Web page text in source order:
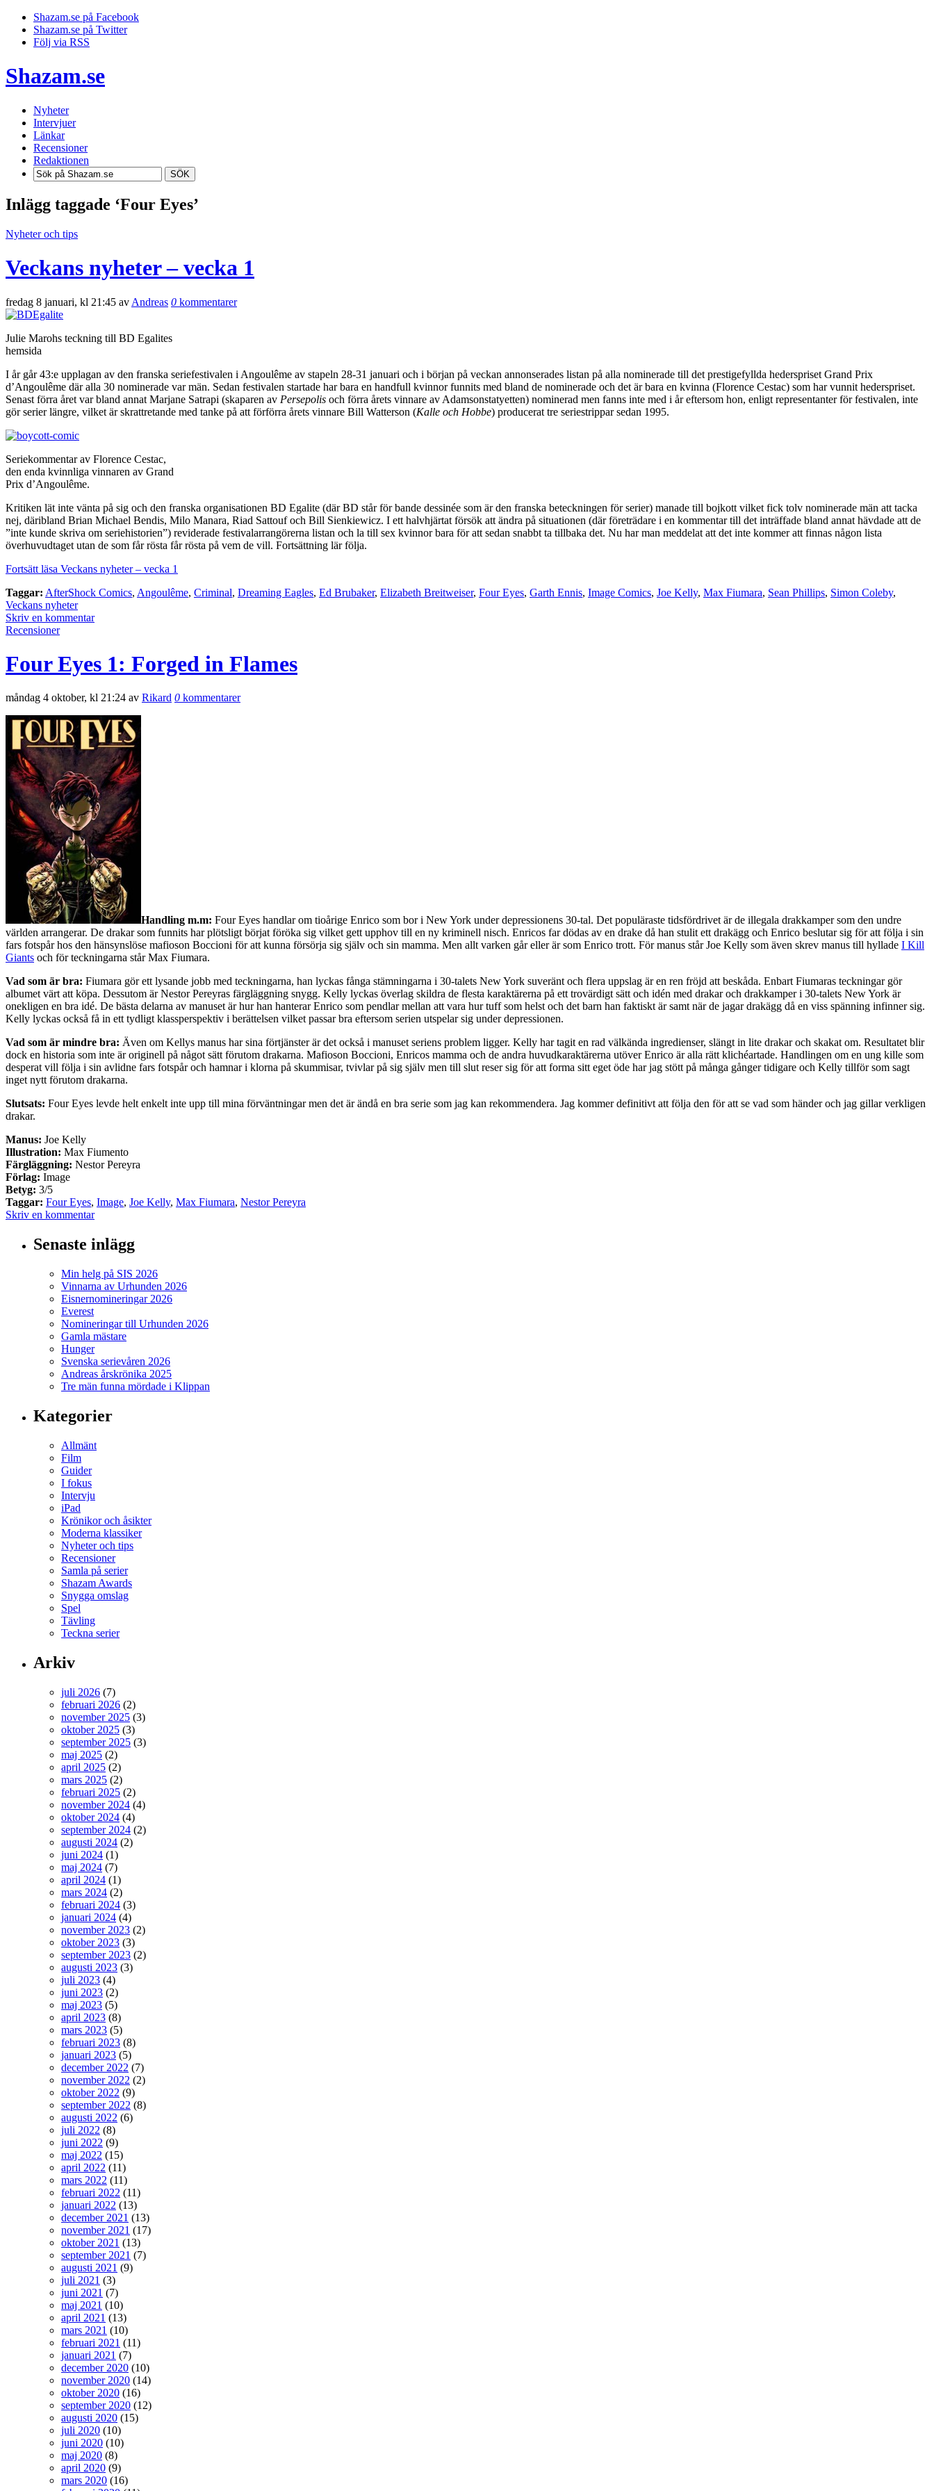
Shazam.se på Facebook
Shazam.se på Twitter
Följ via RSS
Shazam.se
Nyheter
Intervjuer
Länkar
Recensioner
Redaktionen
SÖK
Inlägg taggade ‘Four Eyes’
Nyheter och tips
Veckans nyheter – vecka 1
fredag 8 januari, kl 21:45 av Andreas 0 kommentarer
Julie Marohs teckning till BD Egalites
hemsida
I år går 43:e upplagan av den franska seriefestivalen i Angoulême av stapeln 28-31 januari och i början på veckan annonserades listan på alla nominerade till det prestigefyllda hederspriset Grand Prix
d’Angoulême där alla 30 nominerade var män. Sedan festivalen startade har bara en handfull kvinnor funnits med bland de nominerade och det är bara en kvinna (Florence Cestac) som har vunnit hederspriset.
Senast förra året var bland annat Marjane Satrapi (skaparen av Persepolis och förra årets vinnare av Adamsonstatyetten) nominerad men fanns inte med i år eftersom hon, enligt representanter för festivalen, inte
gör serier längre, vilket är skrattretande med tanke på att förförra årets vinnare Bill Watterson (Kalle och Hobbe) producerat tre seriestrippar sedan 1995.
Seriekommentar av Florence Cestac,
den enda kvinnliga vinnaren av Grand
Prix d’Angoulême.
Kritiken lät inte vänta på sig och den franska organisationen BD Egalite (där BD står för bande dessinée som är den franska beteckningen för serier) manade till bojkott vilket fick tolv nominerade män att tacka
nej, däribland Brian Michael Bendis, Milo Manara, Riad Sattouf och Bill Sienkiewicz. I ett halvhjärtat försök att ändra på situationen (där företrädare i en kommentar till det inträffade bland annat hävdade att de
”inte kunde skriva om seriehistorien”) reviderade festivalarrangörerna listan och la till sex kvinnor bara för att sedan snabbt ta tillbaka det. Nu har man meddelat att det inte kommer att finnas någon lista
överhuvudtaget utan de som får rösta får rösta på vem de vill. Fortsättning lär följa.
Fortsätt läsa Veckans nyheter – vecka 1
Taggar: AfterShock Comics, Angoulême, Criminal, Dreaming Eagles, Ed Brubaker, Elizabeth Breitweiser, Four Eyes, Garth Ennis, Image Comics, Joe Kelly, Max Fiumara, Sean Phillips, Simon Coleby,
Veckans nyheter
Skriv en kommentar
Recensioner
Four Eyes 1: Forged in Flames
måndag 4 oktober, kl 21:24 av Rikard 0 kommentarer
Handling m.m: Four Eyes handlar om tioårige Enrico som bor i New York under depressionens 30-tal. Det populäraste tidsfördrivet är de illegala drakkamper som den undre
världen arrangerar. De drakar som funnits har plötsligt börjat föröka sig vilket gett upphov till en ny kriminell nisch. Enricos far dödas av en drake då han stulit ett drakägg och Enrico beslutar sig för att följa i sin
fars fotspår hos den hänsynslöse mafioson Boccioni för att kunna försörja sig själv och sin mamma. Men allt varken går eller är som Enrico trott. För manus står Joe Kelly som även skrev manus till hyllade I Kill
Giants och för teckningarna står Max Fiumara.
Vad som är bra: Fiumara gör ett lysande jobb med teckningarna, han lyckas fånga stämningarna i 30-talets New York suveränt och flera uppslag är en ren fröjd att beskåda. Enbart Fiumaras teckningar gör
albumet värt att köpa. Dessutom är Nestor Pereyras färgläggning snygg. Kelly lyckas överlag skildra de flesta karaktärerna på ett trovärdigt sätt och idén med drakar och drakkamper i 30-talets New York är
onekligen en bra idé. De bästa delarna av manuset är hur han hanterar Enrico som pendlar mellan att vara hur tuff som helst och det barn han faktiskt är samt när de jagar drakägg då en viss spänning infinner sig.
Kelly lyckas också få in ett tydligt klassperspektiv i berättelsen vilket passar bra eftersom serien utspelar sig under depressionen.
Vad som är mindre bra: Även om Kellys manus har sina förtjänster är det också i manuset seriens problem ligger. Kelly har tagit en rad välkända ingredienser, slängt in lite drakar och skakat om. Resultatet blir
dock en historia som inte är originell på något sätt förutom drakarna. Mafioson Boccioni, Enricos mamma och de andra huvudkaraktärerna utöver Enrico är alla rätt klichéartade. Handlingen om en ung kille som
desperat vill följa i sin avlidne fars fotspår och hamnar i klorna på skummisar, tvivlar på sig själv men till slut reser sig för att forma sitt eget öde har jag stött på många gånger tidigare och Kelly tillför som sagt
inget nytt förutom drakarna.
Slutsats: Four Eyes levde helt enkelt inte upp till mina förväntningar men det är ändå en bra serie som jag kan rekommendera. Jag kommer definitivt att följa den för att se vad som händer och jag gillar verkligen
drakar.
Manus: Joe Kelly
Illustration: Max Fiumento
Färgläggning: Nestor Pereyra
Förlag: Image
Betyg: 3/5
Taggar: Four Eyes, Image, Joe Kelly, Max Fiumara, Nestor Pereyra
Skriv en kommentar
Senaste inlägg
Min helg på SIS 2026
Vinnarna av Urhunden 2026
Eisnernomineringar 2026
Everest
Nomineringar till Urhunden 2026
Gamla mästare
Hunger
Svenska serievåren 2026
Andreas årskrönika 2025
Tre män funna mördade i Klippan
Kategorier
Allmänt
Film
Guider
I fokus
Intervju
iPad
Krönikor och åsikter
Moderna klassiker
Nyheter och tips
Recensioner
Samla på serier
Shazam Awards
Snygga omslag
Spel
Tävling
Teckna serier
Arkiv
juli 2026 (7)
februari 2026 (2)
november 2025 (3)
oktober 2025 (3)
september 2025 (3)
maj 2025 (2)
april 2025 (2)
mars 2025 (2)
februari 2025 (2)
november 2024 (4)
oktober 2024 (4)
september 2024 (2)
augusti 2024 (2)
juni 2024 (1)
maj 2024 (7)
april 2024 (1)
mars 2024 (2)
februari 2024 (3)
januari 2024 (4)
november 2023 (2)
oktober 2023 (3)
september 2023 (2)
augusti 2023 (3)
juli 2023 (4)
juni 2023 (2)
maj 2023 (5)
april 2023 (8)
mars 2023 (5)
februari 2023 (8)
januari 2023 (5)
december 2022 (7)
november 2022 (2)
oktober 2022 (9)
september 2022 (8)
augusti 2022 (6)
juli 2022 (8)
juni 2022 (9)
maj 2022 (15)
april 2022 (11)
mars 2022 (11)
februari 2022 (11)
januari 2022 (13)
december 2021 (13)
november 2021 (17)
oktober 2021 (13)
september 2021 (7)
augusti 2021 (9)
juli 2021 (3)
juni 2021 (7)
maj 2021 (10)
april 2021 (13)
mars 2021 (10)
februari 2021 (11)
januari 2021 (7)
december 2020 (10)
november 2020 (14)
oktober 2020 (16)
september 2020 (12)
augusti 2020 (15)
juli 2020 (10)
juni 2020 (10)
maj 2020 (8)
april 2020 (9)
mars 2020 (16)